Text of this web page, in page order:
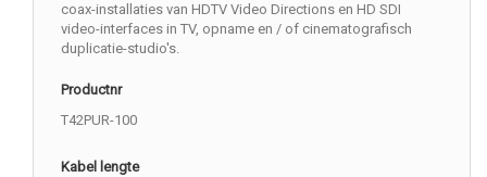
coax-installaties van HDTV Video Directions en HD SDI
video-interfaces in TV, opname en / of cinematografisch
duplicatie-studio's.
Productnr
T42PUR-100
Kabel lengte